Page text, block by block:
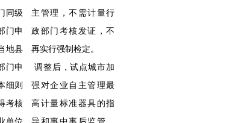
同级
门申
地县
门申
细则
考核
单位
主管理，不需计量行
政部门考核发证，不
再实行强制检定。
调整后，试点城市加
强对企业自主管理最
高计量标准器具的指
导和事中事后监管，